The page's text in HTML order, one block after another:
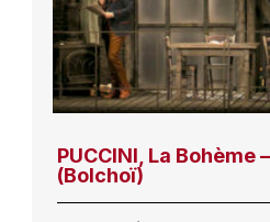
PUCCINI, La Bohème
(Bolchoï)